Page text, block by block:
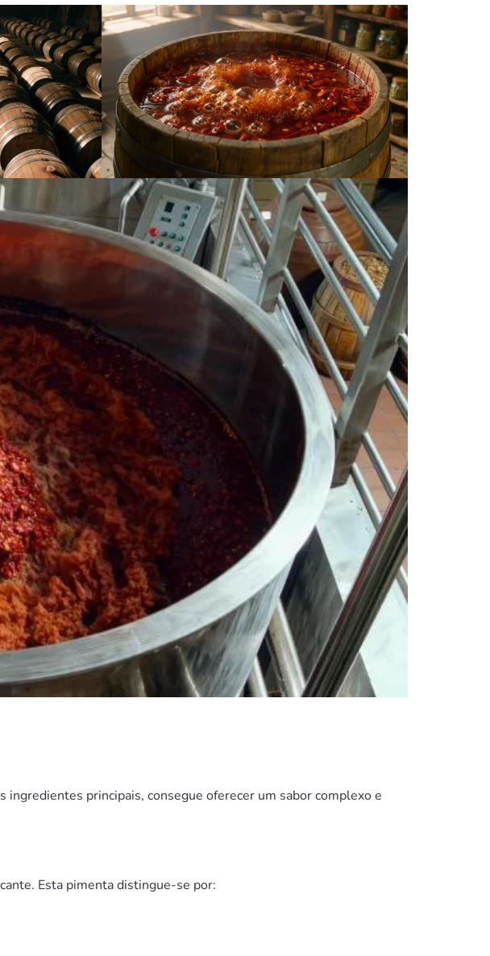
ingredientes principais, consegue oferecer um sabor complexo e
Esta pimenta distingue-se por: